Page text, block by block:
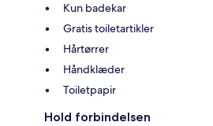
Kun badekar
Gratis toiletartikler
Hårtørrer
Håndklæder
Toiletpapir
Hold forbindelsen